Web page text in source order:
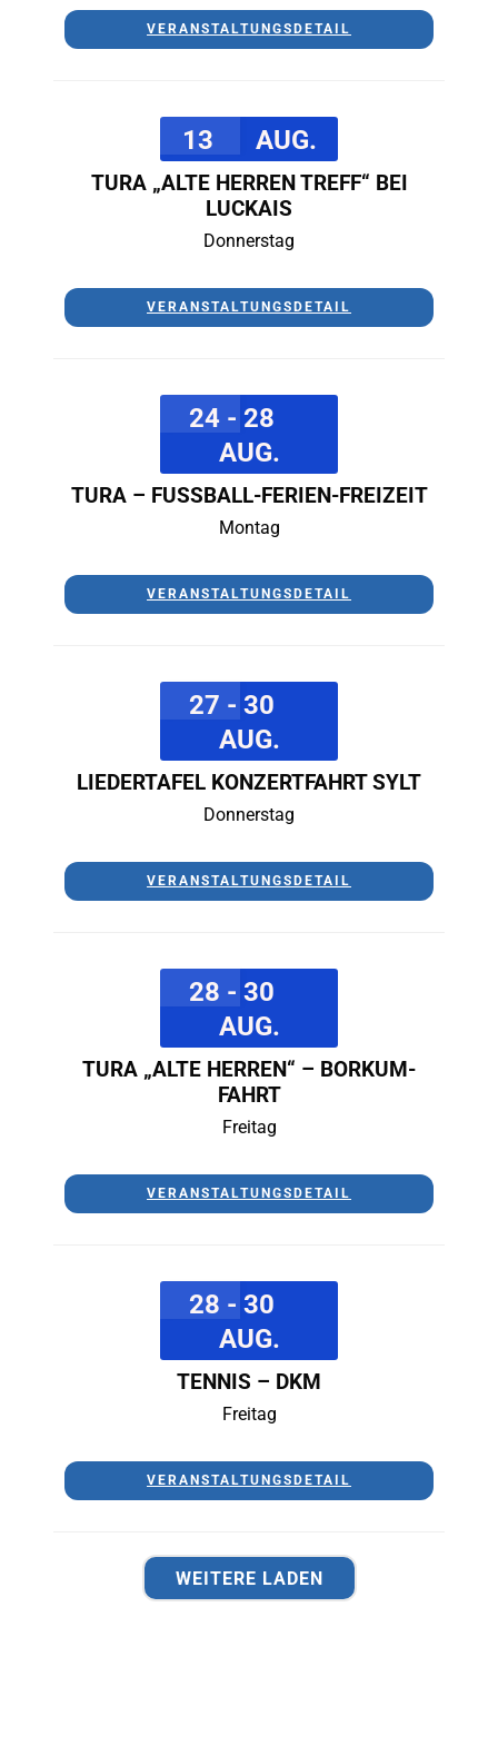
VERANSTALTUNGSDETAIL
13 AUG.
TURA „ALTE HERREN TREFF“ BEI
LUCKAIS
Donnerstag
VERANSTALTUNGSDETAIL
24 - 28
AUG.
TURA – FUSSBALL-FERIEN-FREIZEIT
Montag
VERANSTALTUNGSDETAIL
27 - 30
AUG.
LIEDERTAFEL KONZERTFAHRT SYLT
Donnerstag
VERANSTALTUNGSDETAIL
28 - 30
AUG.
TURA „ALTE HERREN“ – BORKUM-
FAHRT
Freitag
VERANSTALTUNGSDETAIL
28 - 30
AUG.
TENNIS – DKM
Freitag
VERANSTALTUNGSDETAIL
WEITERE LADEN